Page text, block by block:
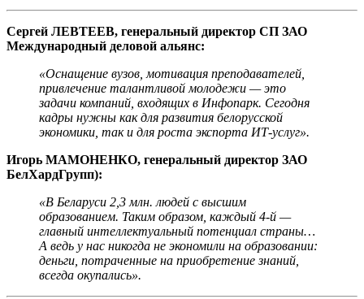
Сергей ЛЕВТЕЕВ, генеральный директор СП ЗАО
Международный деловой альянс:
«Оснащение вузов, мотивация преподавателей,
привлечение талантливой молодежи — это
задачи компаний, входящих в Инфопарк. Сегодня
кадры нужны как для развития белорусской
экономики, так и для роста экспорта ИТ-услуг».
Игорь МАМОНЕНКО, генеральный директор ЗАО
БелХардГрупп):
«В Беларуси 2,3 млн. людей с высшим
образованием. Таким образом, каждый 4-й —
главный интеллектуальный потенциал страны…
А ведь у нас никогда не экономили на образовании:
деньги, потраченные на приобретение знаний,
всегда окупались».